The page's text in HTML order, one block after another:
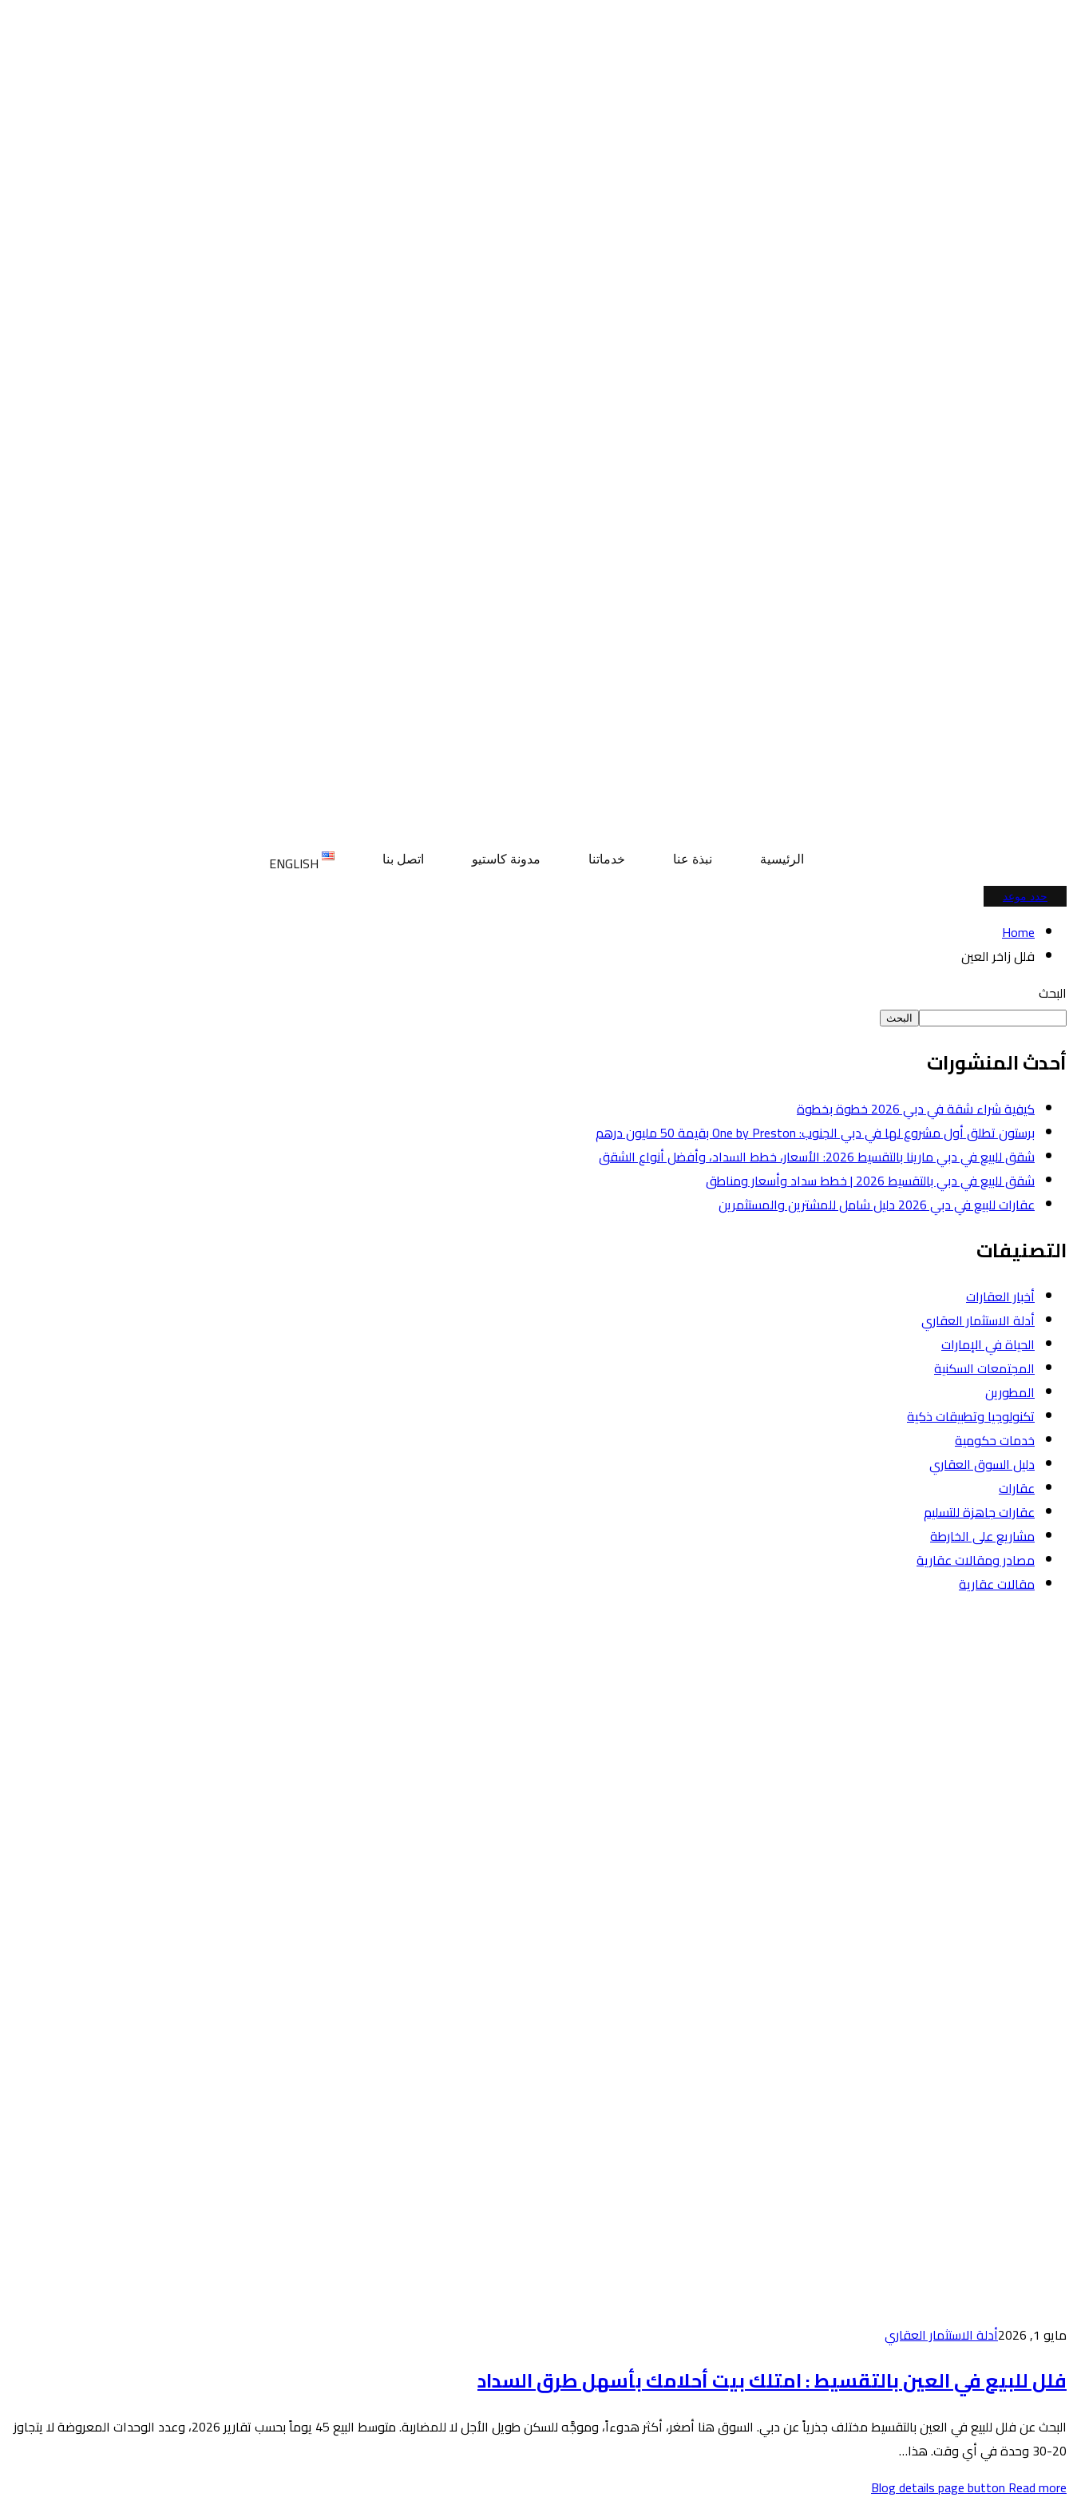
الرئيسية نبذة عنا خدماتنا مدونة كاستيو اتصل بنا ENGLISH
حدد موعد
Home
فلل زاخر العين
البحث
البحث
أحدث المنشورات
كيفية شراء شقة في دبي 2026 خطوة بخطوة
برستون تطلق أول مشروع لها في دبي الجنوب: One by Preston بقيمة 50 مليون درهم
شقق للبيع في دبي مارينا بالتقسيط 2026: الأسعار، خطط السداد، وأفضل أنواع الشقق
شقق للبيع في دبي بالتقسيط 2026 | خطط سداد وأسعار ومناطق
عقارات للبيع في دبي 2026 دليل شامل للمشترين والمستثمرين
التصنيفات
أخبار العقارات
أدلة الاستثمار العقاري
الحياة في الإمارات
المجتمعات السكنية
المطورين
تكنولوجيا وتطبيقات ذكية
خدمات حكومية
دليل السوق العقاري
عقارات
عقارات جاهزة للتسليم
مشاريع على الخارطة
مصادر ومقالات عقارية
مقالات عقارية
مايو 1, 2026 أدلة الاستثمار العقاري
فلل للبيع في العين بالتقسيط : امتلك بيت أحلامك بأسهل طرق السداد
البحث عن فلل للبيع في العين بالتقسيط مختلف جذرياً عن دبي. السوق هنا أصغر، أكثر هدوءاً، وموجَّه للسكن طويل الأجل لا للمضاربة. متوسط البيع 45 يوماً بحسب تقارير 2026، وعدد الوحدات المعروضة لا يتجاوز
20-30 وحدة في أي وقت. هذا…
Blog details page buttonRead more